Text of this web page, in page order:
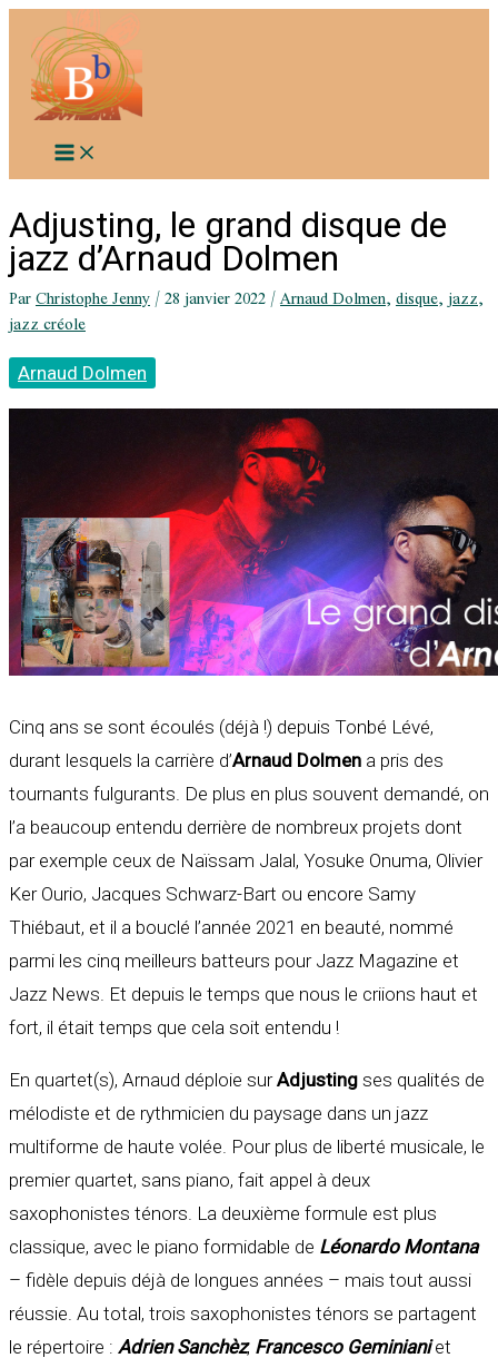
contenu
Adjusting, le grand disque de
jazz d’Arnaud Dolmen
ParChristophe Jenny/28 janvier 2022/Arnaud Dolmen,disque,jazz,
jazz créole
Arnaud Dolmen
Cinq ans se sont écoulés (déjà !) depuis Tonbé Lévé,
durant lesquels la carrière d’Arnaud Dolmen a pris des
tournants fulgurants. De plus en plus souvent demandé, on
l’a beaucoup entendu derrière de nombreux projets dont
par exemple ceux de Naïssam Jalal, Yosuke Onuma, Olivier
Ker Ourio, Jacques Schwarz-Bart ou encore Samy
Thiébaut, et il a bouclé l’année 2021 en beauté, nommé
parmi les cinq meilleurs batteurs pour Jazz Magazine et
Jazz News. Et depuis le temps que nous le criions haut et
fort, il était temps que cela soit entendu !
En quartet(s), Arnaud déploie surAdjusting ses qualités de
mélodiste et de rythmicien du paysage dans un jazz
multiforme de haute volée. Pour plus de liberté musicale, le
premier quartet, sans piano, fait appel à deux
saxophonistes ténors. La deuxième formule est plus
classique, avec le piano formidable de Léonardo Montana
– fidèle depuis déjà de longues années – mais tout aussi
réussie. Au total, trois saxophonistes ténors se partagent
le répertoire : Adrien Sanchèz, Francesco Geminianiet